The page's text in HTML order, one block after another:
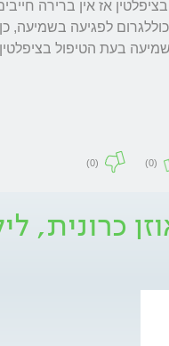
(0)
(0)
כרונית,